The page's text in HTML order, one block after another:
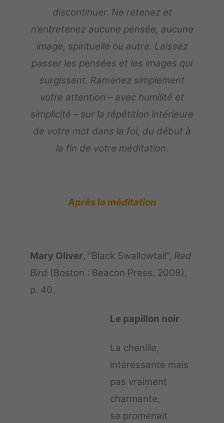
discontinuer. Ne retenez et
n’entretenez aucune pensée, aucune
image, spirituelle ou autre. Laissez
passer les pensées et les images qui
surgissent. Ramenez simplement
votre attention – avec humilité et
simplicité – sur la répétition intérieure
de votre mot dans la foi, du début à
la fin de votre méditation.
Après la méditation
Mary Oliver, “Black Swallowtail”, Red
Bird (Boston : Beacon Press, 2008),
p. 40.
Le papillon noir
La chenille,
intéressante mais
pas vraiment
charmante,
se promenait